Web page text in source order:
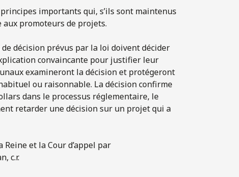
importants qui, s’ils sont maintenus
promoteurs de projets.
décision prévus par la loi doivent décider
convaincante pour justifier leur
examineront la décision et protégeront
ou raisonnable. La décision confirme
dans le processus réglementaire, le
retarder une décision sur un projet qui a
et la Cour d’appel par
c.r.